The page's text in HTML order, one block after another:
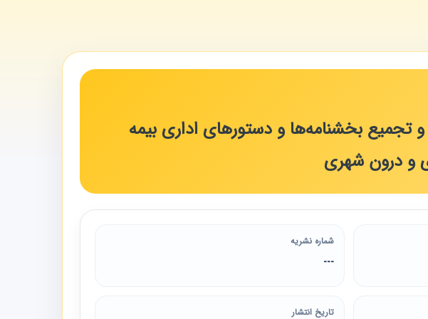
بخشنامه‌ها و دستورهای اداری بیمه
و درون شهری
شماره نشریه
---
تاریخ انتشار